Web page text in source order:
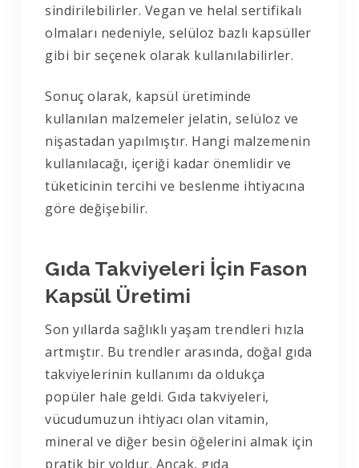
sindirilebilirler. Vegan ve helal sertifikalı
olmaları nedeniyle, selüloz bazlı kapsüller
gibi bir seçenek olarak kullanılabilirler.
Sonuç olarak, kapsül üretiminde
kullanılan malzemeler jelatin, selüloz ve
nişastadan yapılmıştır. Hangi malzemenin
kullanılacağı, içeriği kadar önemlidir ve
tüketicinin tercihi ve beslenme ihtiyacına
göre değişebilir.
Gıda Takviyeleri İçin Fason
Kapsül Üretimi
Son yıllarda sağlıklı yaşam trendleri hızla
artmıştır. Bu trendler arasında, doğal gıda
takviyelerinin kullanımı da oldukça
popüler hale geldi. Gıda takviyeleri,
vücudumuzun ihtiyacı olan vitamin,
mineral ve diğer besin öğelerini almak için
pratik bir yoldur. Ancak, gıda